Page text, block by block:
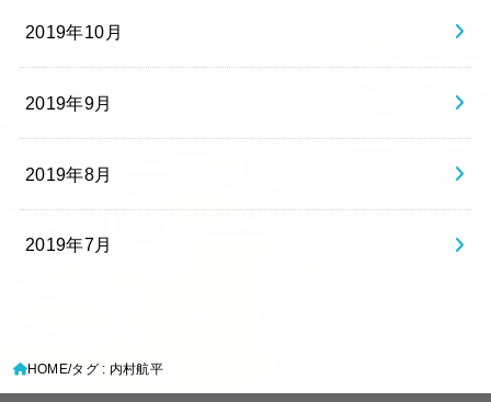
2019年10月
2019年9月
2019年8月
2019年7月
HOME タグ : 内村航平